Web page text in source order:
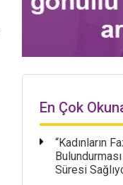
En Çok
“Kadınların
Süresi